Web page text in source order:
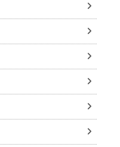
DNK
FIN
SVN